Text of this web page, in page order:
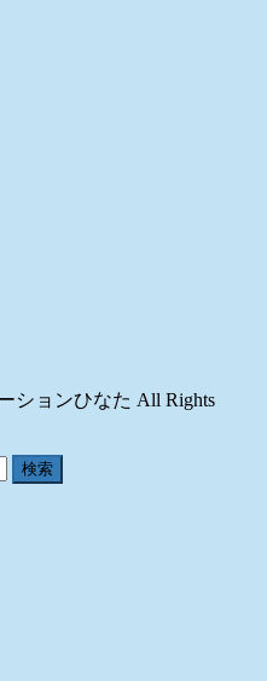
ションひなた All Rights